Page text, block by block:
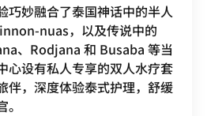
巧妙融合了泰国神话中的半人
nuas，以及传说中的
、Rodjana 和 Busaba 等当
心设有私人专享的双人水疗套
伴，深度体验泰式护理，舒缓